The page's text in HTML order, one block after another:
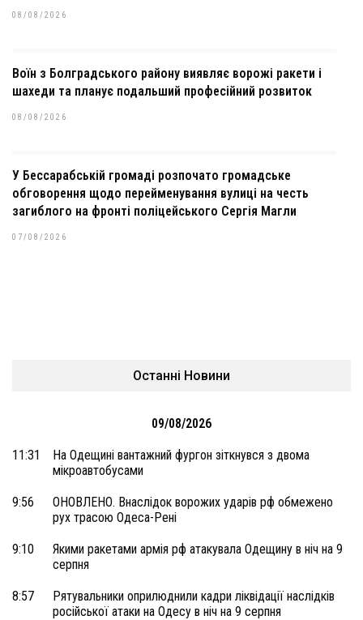
08/08/2026
Воїн з Болградського району виявляє ворожі ракети і
шахеди та планує подальший професійний розвиток
08/08/2026
У Бессарабській громаді розпочато громадське
обговорення щодо перейменування вулиці на честь
загиблого на фронті поліцейського Сергія Магли
07/08/2026
Останні Новини
09/08/2026
11:31
На Одещині вантажний фургон зіткнувся з двома
мікроавтобусами
9:56
ОНОВЛЕНО. Внаслідок ворожих ударів рф обмежено
рух трасою Одеса-Рені
9:10
Якими ракетами армія рф атакувала Одещину в ніч на 9
серпня
8:57
Рятувальники оприлюднили кадри ліквідації наслідків
російської атаки на Одесу в ніч на 9 серпня